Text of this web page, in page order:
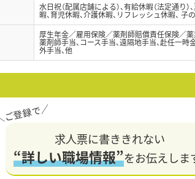
水日祝（配属店舗による）、有給休暇（法定通り
暇、育児休暇、介護休暇、リフレッシュ休暇、 子
厚生年金／雇用保険／薬剤師賠償責任保険／
薬剤師手当、コース手当、遠隔地手当、赴任一時
外手当、他
求人票に書ききれない
“詳しい職場情報”をお伝えしま